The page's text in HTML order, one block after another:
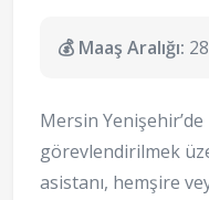
💰 Maaş Aralığı:
Mersin
görevlendirilmek
asistanı, hemşire